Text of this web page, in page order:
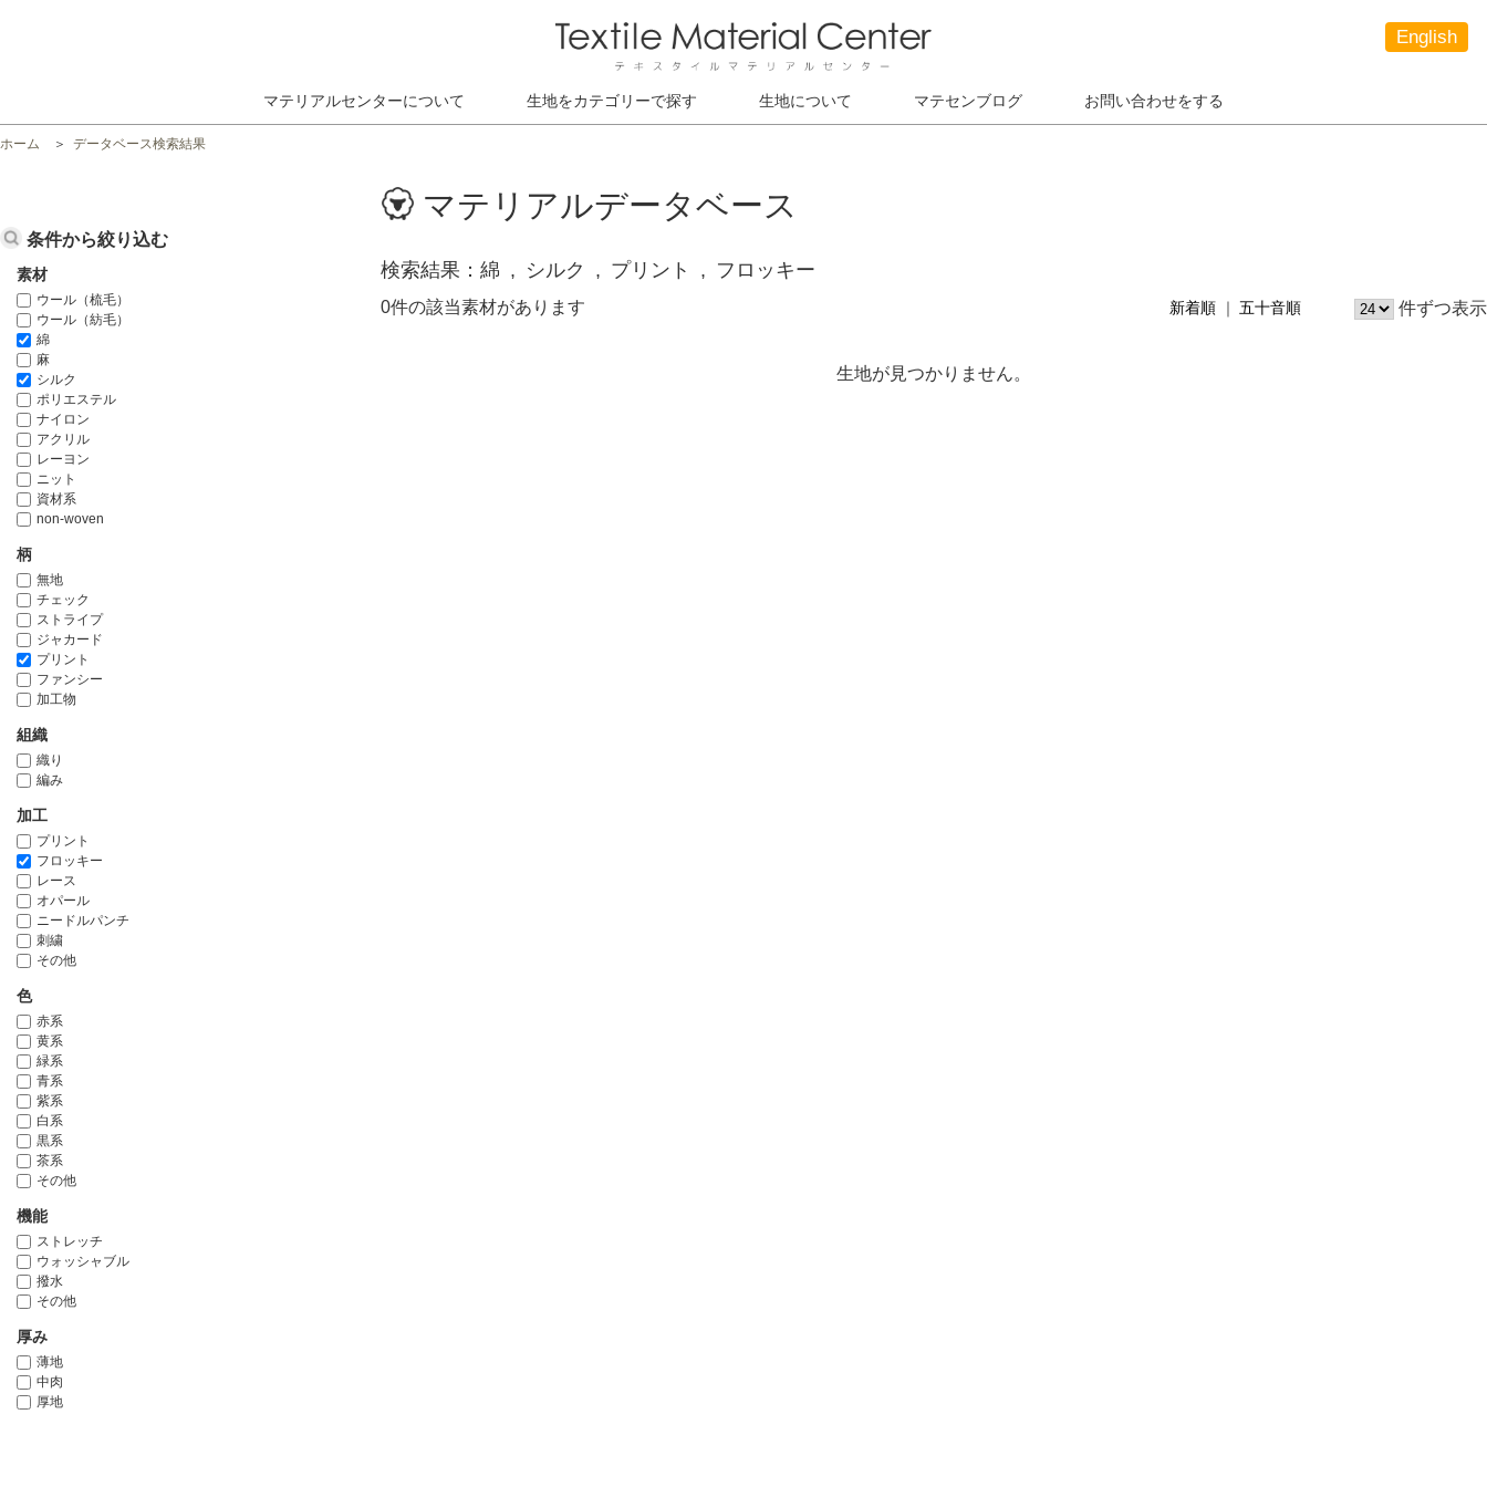
English
マテリアルセンターについて 生地をカテゴリーで探す 生地について マテセンブログ お問い合わせをする
ホーム データベース検索結果
マテリアルデータベース
検索結果 綿 シルク プリント フロッキー
0件の該当素材があります 新着順 五十音順 件ずつ表示
生地が見つかりません。
条件から絞り込む
素材
ウール（梳毛）
ウール（紡毛）
綿
麻
シルク
ポリエステル
ナイロン
アクリル
レーヨン
ニット
資材系
non-woven
柄
無地
チェック
ストライプ
ジャカード
プリント
ファンシー
加工物
組織
織り
編み
加工
プリント
フロッキー
レース
オパール
ニードルパンチ
刺繍
その他
色
赤系
黄系
緑系
青系
紫系
白系
黒系
茶系
その他
機能
ストレッチ
ウォッシャブル
撥水
その他
厚み
薄地
中肉
厚地